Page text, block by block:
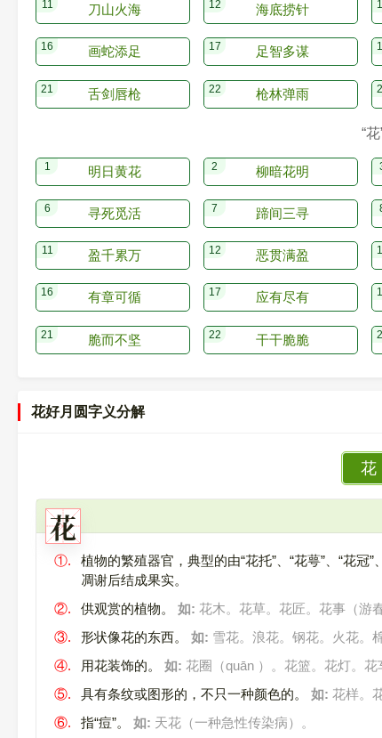
刀山火海 海底捞针
画蛇添足 足智多谋
舌剑唇枪 枪林弹雨
“
明日黄花 柳暗花明
寻死觅活 蹄间三寻
盈千累万 恶贯满盈
有章可循 应有尽有
脆而不坚 干干脆脆
花好月圆字义分解
花
花
①.
植物的繁殖器官，典型的由“花托”、“花萼”、“花冠
凋谢后结成果实。
②.
供观赏的植物。 如: 花木。花草。花匠。花事（游
③.
形状像花的东西。 如: 雪花。浪花。钢花。火花。
④.
用花装饰的。 如: 花圈（quān ）。花篮。花灯。花
⑤.
具有条纹或图形的，不只一种颜色的。 如: 花样。
⑥.
指“痘”。 如: 天花（一种急性传染病）。